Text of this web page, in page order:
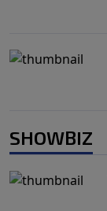
SHOWBIZ